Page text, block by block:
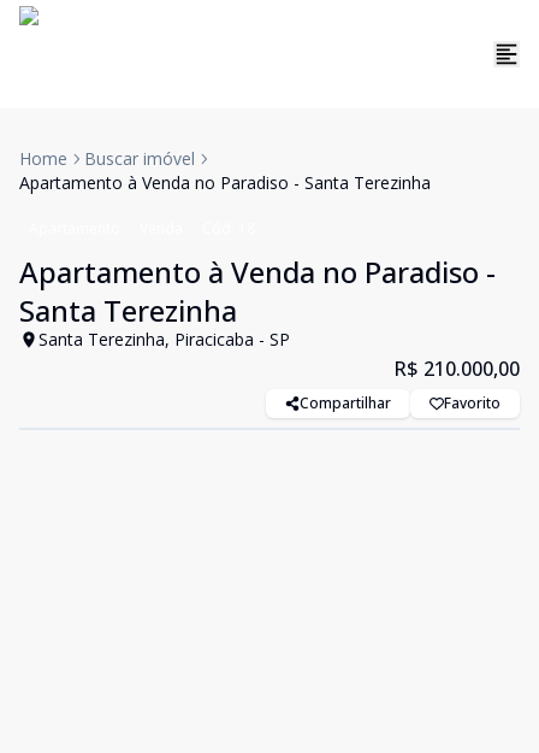
Home
Buscar imóvel
Apartamento à Venda no Paradiso - Santa Terezinha
Apartamento à Venda no Paradiso -
Santa Terezinha
Santa Terezinha, Piracicaba - SP
R$ 210.000,00
Compartilhar Favorito